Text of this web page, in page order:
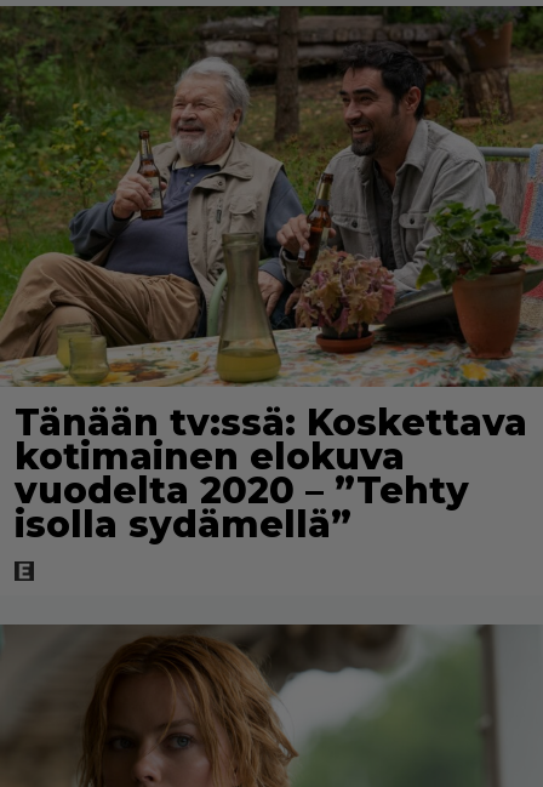
Tänään tv:ssä: Koskettava
kotimainen elokuva
vuodelta 2020 – ”Tehty
isolla sydämellä”